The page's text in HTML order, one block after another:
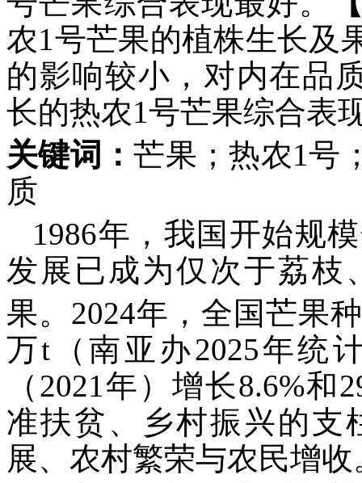
农1号芒果的植株生长及
的影响较小，对内在品
长的热农1号芒果综合表
关键词：芒果；热农1号
质
1986年，我国开始规
发展已成为仅次于荔枝
果。2024年，全国芒果
万t（南亚办2025年统
（2021年）增长8.6%
准扶贫、乡村振兴的支
展、农村繁荣与农民增收